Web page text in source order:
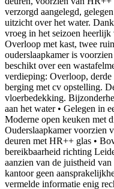
verzorgd aangelegd,
uitzicht over het water.
vroeg in het seizoen heerlijk
Overloop met kast, twee
ouderslaapkamer is
beschikt over een
verdieping: Overloop, derde
berging met cv opstelling.
vloerbedekking.
aan het water • Gelegen in
Moderne open keuken met
Ouderslaapkamer voorzien
deuren met HR++ glas •
bereikbaarheid richting
aanzien van de juistheid
kantoor geen
vermelde informatie enig